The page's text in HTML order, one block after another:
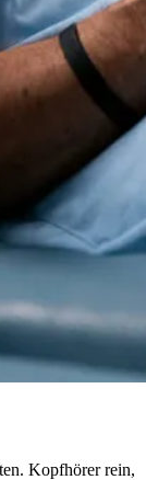
Kopfhörer rein,